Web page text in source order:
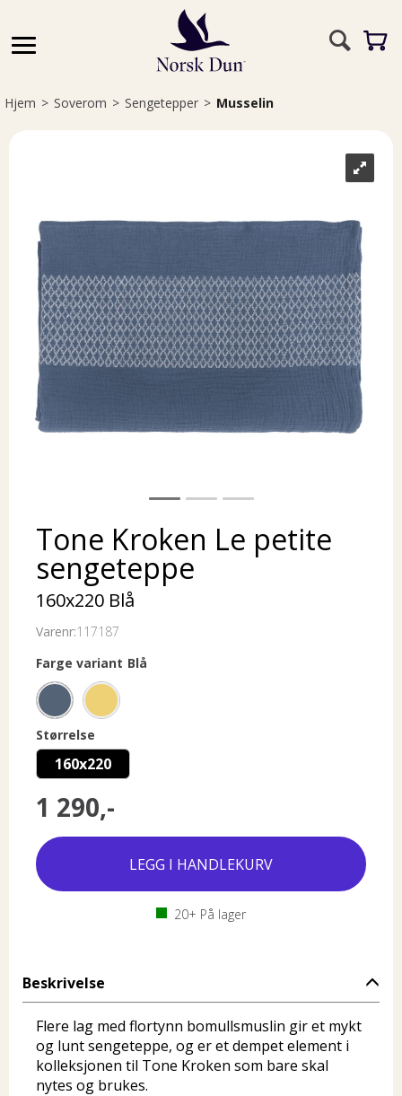
Hjem>Soverom>Sengetepper>Musselin
Tone Kroken Le petite
sengeteppe
160x220 Blå
Varenr:117187
Farge variant Blå
Størrelse
160x220
1 290,-
20+ På lager
Beskrivelse
Flere lag med flortynn bomullsmuslin gir et mykt
og lunt sengeteppe, og er et dempet element i
kolleksjonen til Tone Kroken som bare skal
nytes og brukes.